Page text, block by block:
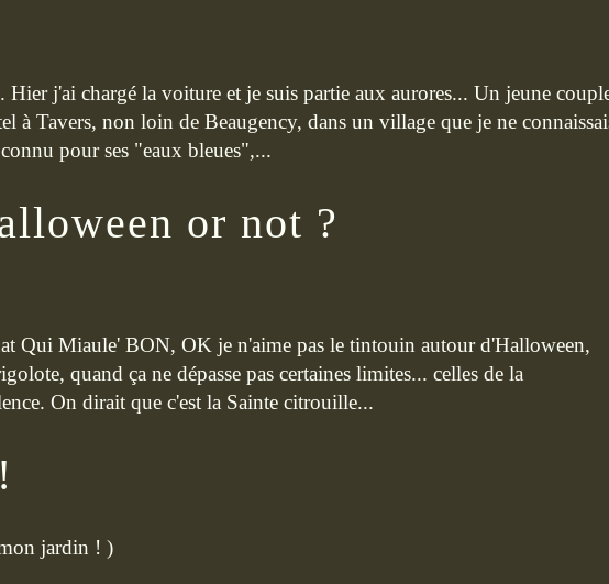
Hier j'ai chargé la voiture et je suis partie aux aurores... Un jeune
à Tavers, non loin de Beaugency, dans un village que je ne
pour ses "eaux bleues",...
or not ?
Qui Miaule' BON, OK je n'aime pas le tintouin autour d'Halloween,
quand ça ne dépasse pas certaines limites... celles de la
On dirait que c'est la Sainte citrouille...
jardin ! )